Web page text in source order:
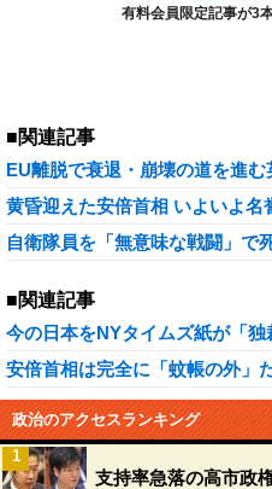
有料会員限定記事が3
■関連記事
EU離脱で衰退・崩壊の道を進
黄昏迎えた安倍首相 いよいよ名
自衛隊員を「無意味な戦闘」で
■関連記事
今の日本をNYタイムズ紙が「
安倍首相は完全に「蚊帳の外」
政治のアクセスランキング
支持率急落の高市政
1